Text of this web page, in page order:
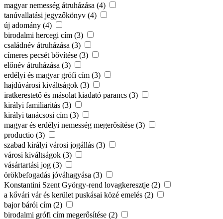
magyar nemesség átruházása (4)
tanúvallatási jegyzőkönyv (4)
új adomány (4)
birodalmi hercegi cím (3)
családnév átruházása (3)
címeres pecsét bővítése (3)
előnév átruházása (3)
erdélyi és magyar grófi cím (3)
hajdúvárosi kiváltságok (3)
iratkerestető és másolat kiadató parancs (3)
királyi familiaritás (3)
királyi tanácsosi cím (3)
magyar és erdélyi nemesség megerősítése (3)
productio (3)
szabad királyi városi jogállás (3)
városi kiváltságok (3)
vásártartási jog (3)
örökbefogadás jóváhagyása (3)
Konstantini Szent György-rend lovagkeresztje (2)
a kővári vár és kerület puskásai közé emelés (2)
bajor bárói cím (2)
birodalmi grófi cím megerősítése (2)